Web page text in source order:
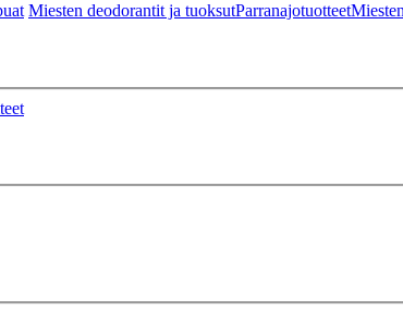
Miesten deodorantit ja tuoksutParranajotuotteet